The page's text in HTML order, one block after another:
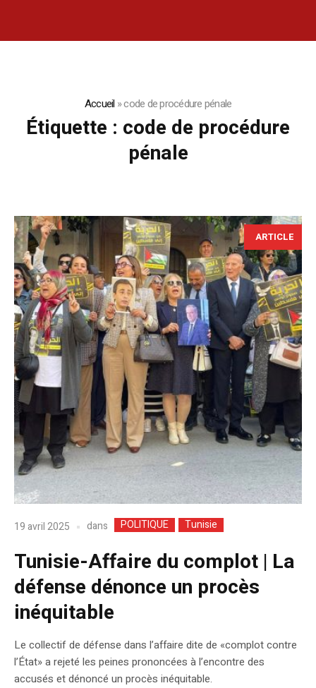
Accueil »code de procédure pénale
Étiquette : code de procédure
pénale
ARTICLE
19 avril 2025 dans POLITIQUE Tunisie
Tunisie-Affaire du complot | La
défense dénonce un procès
inéquitable
Le collectif de défense dans l’affaire dite de «complot contre
l’État» a rejeté les peines prononcées à l’encontre des
accusés et dénoncé un procès inéquitable.